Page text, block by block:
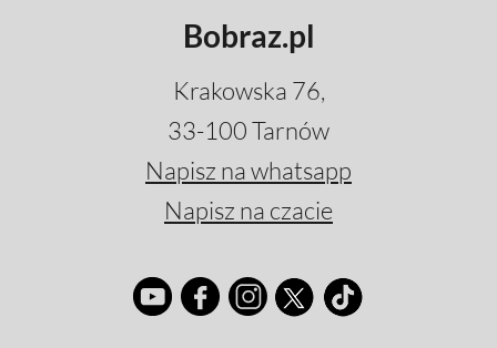
Bobraz.pl
Krakowska 76,
33-100 Tarnów
Napisz na whatsapp
Napisz na czacie